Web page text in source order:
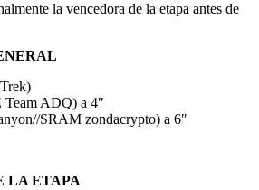
la vencedora de la etapa antes de
ADQ) a 4″
SRAM zondacrypto) a 6″
LA ETAPA